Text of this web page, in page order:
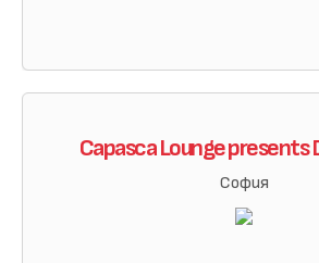
Capasca Lounge presents
София